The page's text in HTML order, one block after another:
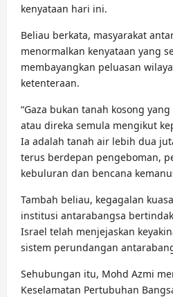
kenyataan hari ini.
Beliau berkata, masyarakat
menormalkan kenyataan yang
membayangkan peluasan
ketenteraan.
“Gaza bukan tanah kosong
atau direka semula mengikut
Ia adalah tanah air lebih dua
terus berdepan pengeboman,
kebuluran dan bencana
Tambah beliau, kegagalan
institusi antarabangsa
Israel telah menjejaskan
sistem perundangan
Sehubungan itu, Mohd Azmi
Keselamatan Pertubuhan